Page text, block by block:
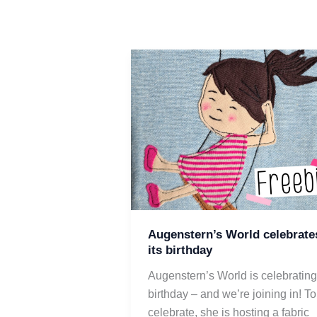
Augenstern’s World
its birthday
Augenstern’s World is celebrating
birthday – and we’re joining in! To
celebrate, she is hosting a fabric